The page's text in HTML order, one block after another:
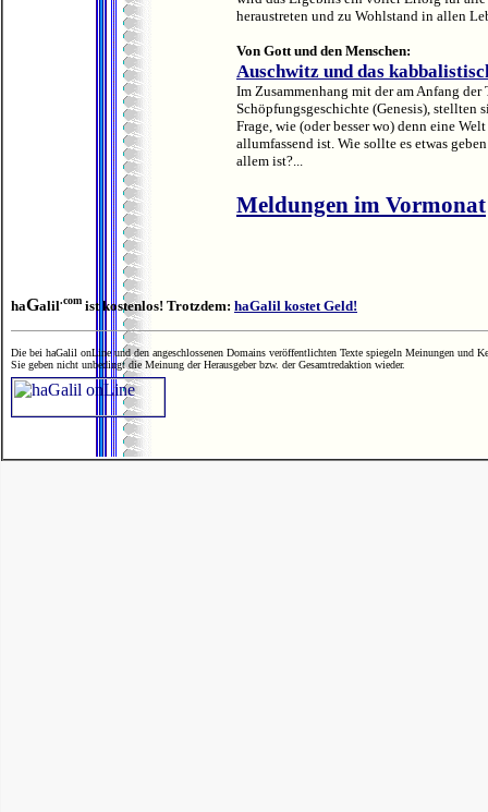
heraustreten und zu Wohlstand in allen
Von Gott und den Menschen:
Auschwitz und das
Im Zusammenhang mit der am Anfang
Schöpfungsgeschichte (Genesis), stellten
Frage, wie (oder besser wo) denn eine
allumfassend ist. Wie sollte es etwas
allem ist?...
Meldungen im Vormonat
haGalil.com ist kostenlos! Trotzdem: haGalil kostet Geld!
Die bei haGalil onLine und den angeschlossenen Domains veröffentlichten Texte spiegeln Meinungen und
Sie geben nicht unbedingt die Meinung der Herausgeber bzw. der Gesamtredaktion wieder.